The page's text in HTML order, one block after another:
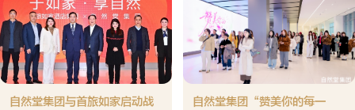
自然堂集团与首旅如家启动战
自然堂集团“赞美你的每一